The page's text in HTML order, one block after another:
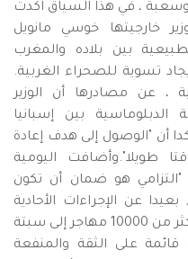
، في هذا السياق اكدت
خارجيتها خوسي مانويل
بين بلاده والمغرب
تسوية للصحراء الغربية.
، عن مصادرها أن الوزير
الدبلوماسية بين إسبانيا
أن "الوصول إلى هدف إعادة
طويلا".وأضافت اليومية
: "التزامي هو ضمان أن تكون
عن الإجراءات الأحادية
الجانب (مثل الدخول غير القانوني لأكثر من 10000 مهاجر إلى سبتة
على الثقة والمنفعة